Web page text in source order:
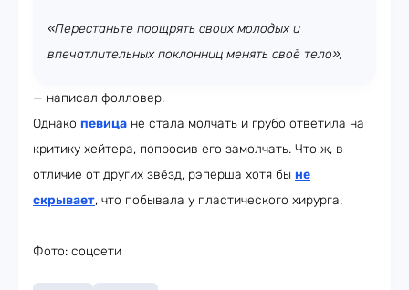
«Перестаньте поощрять своих молодых и
впечатлительных поклонниц менять своё тело»,
— написал фолловер.
Однако певица не стала молчать и грубо ответила на
критику хейтера, попросив его замолчать. Что ж, в
отличие от других звёзд, рэперша хотя бы не
скрывает, что побывала у пластического хирурга.
Фото: соцсети